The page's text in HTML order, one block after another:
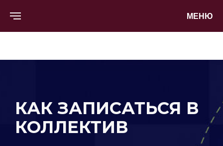
МЕНЮ
КАК ЗАПИСАТЬСЯ В
КОЛЛЕКТИВ